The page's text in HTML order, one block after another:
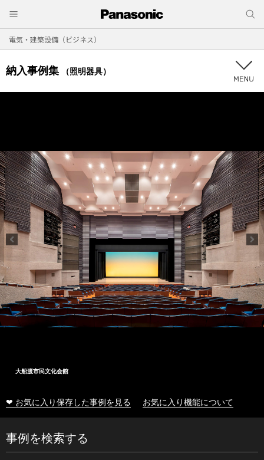
電気・建築設備（ビジネス）
納入事例集 （照明器具）
大船渡市民文化会館
❤ お気に入り保存した事例を見る お気に入り機能について
事例を検索する